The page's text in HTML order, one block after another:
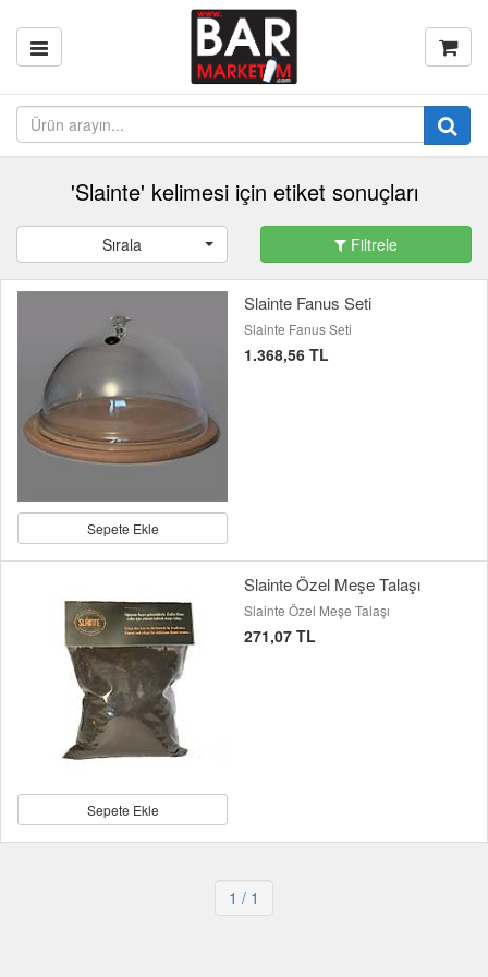
'Slainte' kelimesi için etiket sonuçları
Sırala Filtrele
Sepete Ekle
Slainte Fanus Seti
Slainte Fanus Seti
1.368,56 TL
Sepete Ekle
Slainte Özel Meşe Talaşı
Slainte Özel Meşe Talaşı
271,07 TL
1 / 1